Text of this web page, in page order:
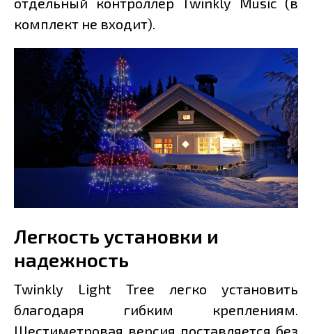
комплект не входит).
Легкость установки и
надежность
Twinkly Light Tree легко установить
благодаря гибким креплениям.
Шестиметровая версия поставляется без